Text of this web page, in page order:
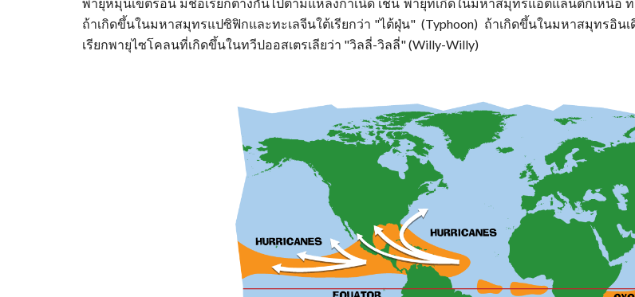
ถ้าเกิดขึ้นในมหาสมุทรแปซิฟิกและทะเลจีนใต้เรียกว่า "ไต้ฝุ่น" (Typhoon) ถ้าเกิดขึ้นในมหาสมุทรอิน
เรียกพายุไซโคลนที่เกิดขึ้นในทวีปออสเตรเลียว่า "วิลลี่-วิลลี่" (Willy-Willy)